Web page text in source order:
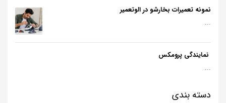
نمونه تعمیرات بخارشو در الوتعمیر
...
نمایندگی پرومکس
...
دسته بندی